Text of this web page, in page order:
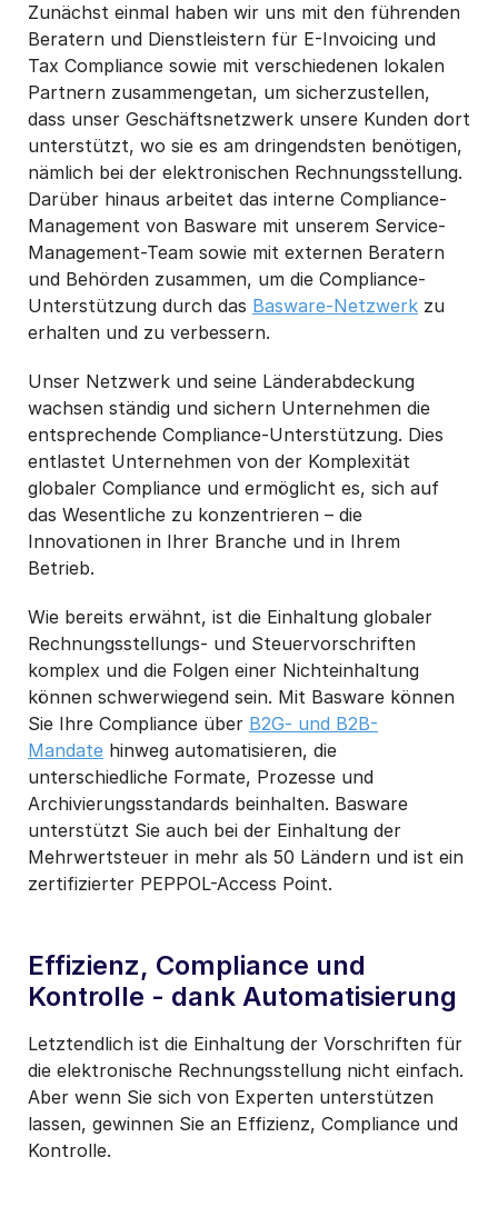
Zunächst einmal haben wir uns mit den führenden
Beratern und Dienstleistern für E-Invoicing und
Tax Compliance sowie mit verschiedenen lokalen
Partnern zusammengetan, um sicherzustellen,
dass unser Geschäftsnetzwerk unsere Kunden dort
unterstützt, wo sie es am dringendsten benötigen,
nämlich bei der elektronischen Rechnungsstellung.
Darüber hinaus arbeitet das interne Compliance-
Management von Basware mit unserem Service-
Management-Team sowie mit externen Beratern
und Behörden zusammen, um die Compliance-
Unterstützung durch das Basware-Netzwerk zu
erhalten und zu verbessern.
Unser Netzwerk und seine Länderabdeckung
wachsen ständig und sichern Unternehmen die
entsprechende Compliance-Unterstützung. Dies
entlastet Unternehmen von der Komplexität
globaler Compliance und ermöglicht es, sich auf
das Wesentliche zu konzentrieren – die
Innovationen in Ihrer Branche und in Ihrem
Betrieb.
Wie bereits erwähnt, ist die Einhaltung globaler
Rechnungsstellungs- und Steuervorschriften
komplex und die Folgen einer Nichteinhaltung
können schwerwiegend sein. Mit Basware können
Sie Ihre Compliance über B2G- und B2B-
Mandate hinweg automatisieren, die
unterschiedliche Formate, Prozesse und
Archivierungsstandards beinhalten. Basware
unterstützt Sie auch bei der Einhaltung der
Mehrwertsteuer in mehr als 50 Ländern und ist ein
zertifizierter PEPPOL-Access Point.
Effizienz, Compliance und
Kontrolle - dank Automatisierung
Letztendlich ist die Einhaltung der Vorschriften für
die elektronische Rechnungsstellung nicht einfach.
Aber wenn Sie sich von Experten unterstützen
lassen, gewinnen Sie an Effizienz, Compliance und
Kontrolle.